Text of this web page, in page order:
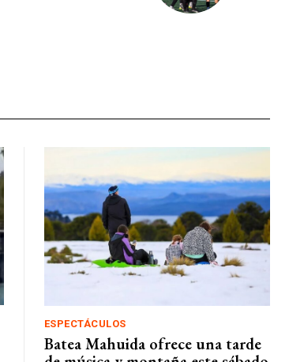
ESPECTÁCULOS
Batea Mahuida ofrece una tarde